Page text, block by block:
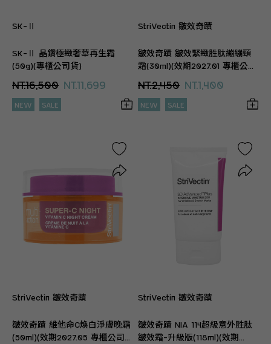
SK-Ⅱ
SK-Ⅱ 晶鑽極緻奢華再生霜
(50g)(專櫃公司貨)
NT.16,500 NT.11,699
NEW SALE
StriVectin 皺效奇蹟
皺效奇蹟 皺效緊緻胜肽繃繃頸
霜(30ml)(效期2027.01 專櫃公司
NT.2,450 NT.1,400
NEW SALE
StriVectin 皺效奇蹟
皺效奇蹟 維他命C煥白淨膚晚霜
(50ml)(效期2027.05 專櫃公司
StriVectin 皺效奇蹟
皺效奇蹟 NIA 114超級意外胜肽
皺效霜-升級版(118ml)(效期